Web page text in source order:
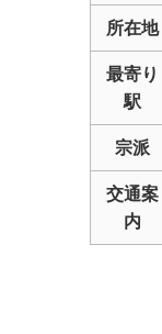
所在地
最寄り
駅
宗派
交通案
内